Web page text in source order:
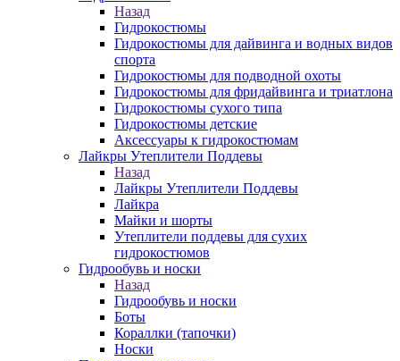
Назад
Гидрокостюмы
Гидрокостюмы для дайвинга и водных видов
спорта
Гидрокостюмы для подводной охоты
Гидрокостюмы для фридайвинга и триатлона
Гидрокостюмы сухого типа
Гидрокостюмы детские
Аксессуары к гидрокостюмам
Лайкры Утеплители Поддевы
Назад
Лайкры Утеплители Поддевы
Лайкра
Майки и шорты
Утеплители поддевы для сухих
гидрокостюмов
Гидрообувь и носки
Назад
Гидрообувь и носки
Боты
Кораллки (тапочки)
Носки